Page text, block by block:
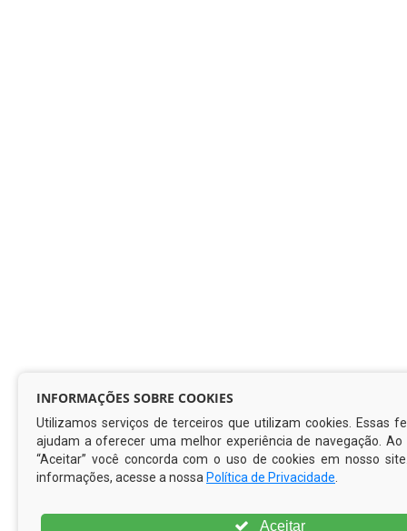
INFORMAÇÕES SOBRE COOKIES
Utilizamos serviços de terceiros que utilizam cookies. Essas
ajudam a oferecer uma melhor experiência de navegação. Ao
“Aceitar” você concorda com o uso de cookies em nosso
informações, acesse a nossa Política de Privacidade
Aceitar